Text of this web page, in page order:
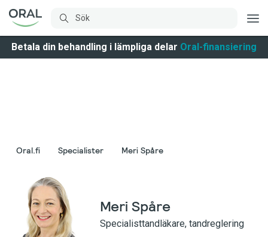
Betala din behandling i lämpliga delar Oral-finansiering
Oral.fi Specialister Meri Spåre
Meri Spåre
Specialisttandläkare, tandreglering